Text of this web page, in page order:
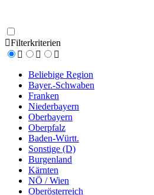
Filterkriterien
Beliebige Region
Bayer.-Schwaben
Franken
Niederbayern
Oberbayern
Oberpfalz
Baden-Württ.
Sonstige (D)
Burgenland
Kärnten
NÖ / Wien
Oberösterreich